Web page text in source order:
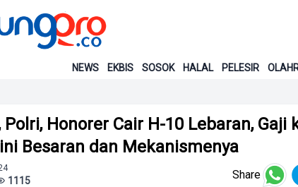
NEWS EKBIS SOSOK HALAL PELESIR
Polri, Honorer Cair H-10 Lebaran, Gaji
Besaran dan Mekanismenya
1115 Share